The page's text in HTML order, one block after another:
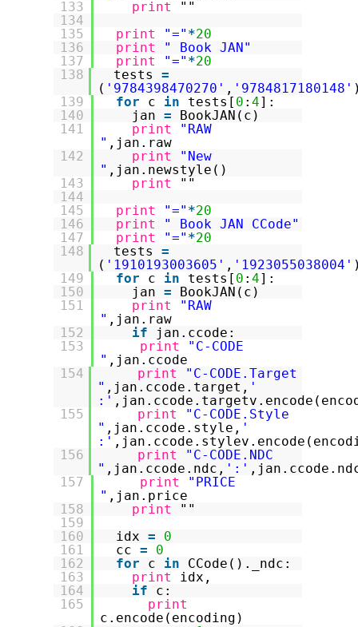
133
print
""
134
135
print "=" *20
136
print
" Book JAN"
137
print "=" *20
138
tests =
( '9784398470270' , '9784817180148'
139
for c in tests[ 0 : 4]:
140
jan =
BookJAN(c)
141
print
"RAW
" ,jan.raw
142
print
"New
" ,jan.newstyle()
143
print
""
144
145
print "=" *20
146
print
" Book JAN CCode"
147
print "=" *20
148
tests =
( '1910193003605' , '1923055038004'
149
for c in tests[ 0 : 4]:
150
jan =
BookJAN(c)
151
print
"RAW
" ,jan.raw
152
if
jan.ccode:
153
print
"C-CODE
" ,jan.ccode
154
print
"C-CODE.Target
" ,jan.ccode.target, '
:'
155
print
"C-CODE.Style
" ,jan.ccode.style, '
:'
156
print
"C-CODE.NDC
" ,jan.ccode.ndc, ':'
157
print
"PRICE
" ,jan.price
158
print
""
159
160
idx =
0
161
cc =
0
162
for c in
CCode()._ndc:
163
print
idx,
164
if
c:
165
print
c.encode(encoding)